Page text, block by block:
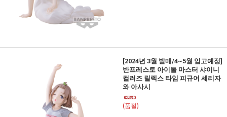
[2024년 3월 발매/4~5월 입고예정]
반프레스토 아이돌 마스터 샤이니
컬러즈 릴렉스 타임 피규어 세리자
와 아사시
(품절)